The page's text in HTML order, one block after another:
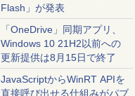
Flash」が発表
「OneDrive」同期アプリ、
Windows 10 21H2以前への
更新提供は8月15日で終了
JavaScriptからWinRT APIを
直接呼び出せる仕組みがパブ